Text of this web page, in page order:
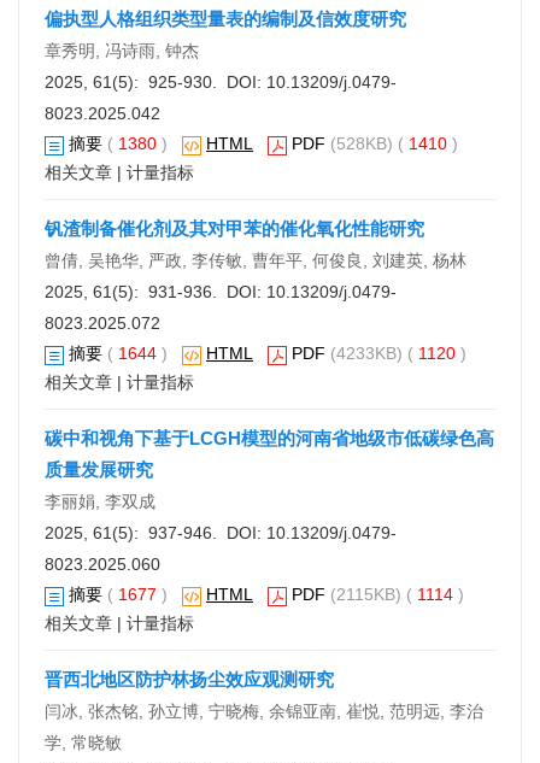
偏执型人格组织类型量表的编制及信效度研究
章秀明, 冯诗雨, 钟杰
2025, 61(5): 925-930. DOI: 10.13209/j.0479-
8023.2025.042
摘要 ( 1380 ) HTML PDF (528KB) ( 1410 )
相关文章 | 计量指标
钒渣制备催化剂及其对甲苯的催化氧化性能研究
曾倩, 吴艳华, 严政, 李传敏, 曹年平, 何俊良, 刘建英, 杨林
2025, 61(5): 931-936. DOI: 10.13209/j.0479-
8023.2025.072
摘要 ( 1644 ) HTML PDF (4233KB) ( 1120 )
相关文章 | 计量指标
碳中和视角下基于LCGH模型的河南省地级市低碳绿色高
质量发展研究
李丽娟, 李双成
2025, 61(5): 937-946. DOI: 10.13209/j.0479-
8023.2025.060
摘要 ( 1677 ) HTML PDF (2115KB) ( 1114 )
相关文章 | 计量指标
晋西北地区防护林扬尘效应观测研究
闫冰, 张杰铭, 孙立博, 宁晓梅, 余锦亚南, 崔悦, 范明远, 李治
学, 常晓敏